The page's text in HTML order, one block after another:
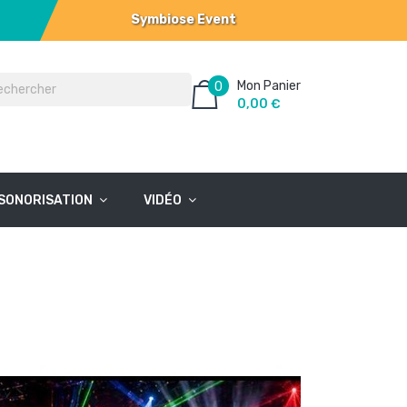
Symbiose Event
Mon Panier
0
0,00 €
VIDÉO